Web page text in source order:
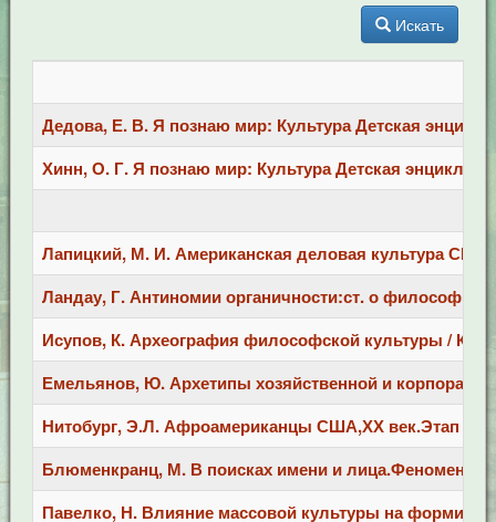
Искать
Дедова, Е. В. Я познаю мир: Культура Детская
Хинн, О. Г. Я познаю мир: Культура Детская
Лапицкий, М. И. Американская деловая культура
Ландау, Г. Антиномии органичности:ст. о
Исупов, К. Археография философской культуры / К.
Емельянов, Ю. Архетипы хозяйственной и
Нитобург, Э.Л. Афроамериканцы США,ХХ век.Этап
Блюменкранц, М. В поисках имени и
Павелко, Н. Влияние массовой культуры на